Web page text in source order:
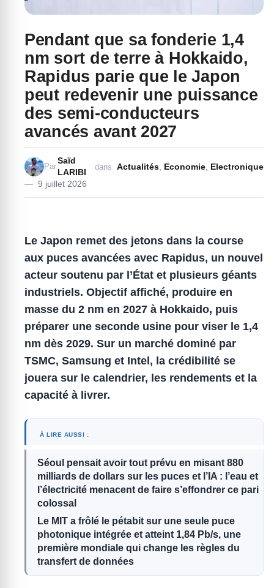
Pendant que sa fonderie 1,4
nm sort de terre à Hokkaido,
Rapidus parie que le Japon
peut redevenir une puissance
des semi-conducteurs
avancés avant 2027
9 juillet 2026
Par
Saïd
LARIBI
dans Actualités Economie Electronique
Le Japon remet des jetons dans la course
aux puces avancées avec Rapidus, un nouvel
acteur soutenu par l’État et plusieurs géants
industriels. Objectif affiché, produire en
masse du 2 nm en 2027 à Hokkaido, puis
préparer une seconde usine pour viser le 1,4
nm dès 2029. Sur un marché dominé par
TSMC, Samsung et Intel, la crédibilité se
jouera sur le calendrier, les rendements et la
capacité à livrer.
À LIRE AUSSI :
Séoul pensait avoir tout prévu en misant 880
milliards de dollars sur les puces et l’IA : l’eau et
l’électricité menacent de faire s’effondrer ce pari
colossal
Le MIT a frôlé le pétabit sur une seule puce
photonique intégrée et atteint 1,84 Pb/s, une
première mondiale qui change les règles du
transfert de données